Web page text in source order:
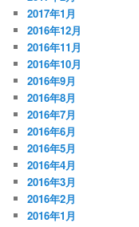
2017年1月
2016年12月
2016年11月
2016年10月
2016年9月
2016年8月
2016年7月
2016年6月
2016年5月
2016年4月
2016年3月
2016年2月
2016年1月